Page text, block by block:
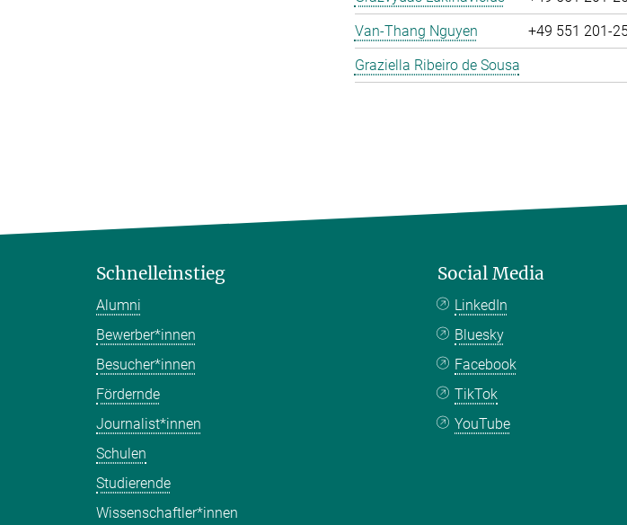
Van-Thang Nguyen
+49 551 201-
Graziella Ribeiro de Sousa
Schnelleinstieg
Alumni
Bewerber*innen
Besucher*innen
Fördernde
Journalist*innen
Schulen
Studierende
Wissenschaftler*innen
Social Media
LinkedIn
Bluesky
Facebook
TikTok
YouTube